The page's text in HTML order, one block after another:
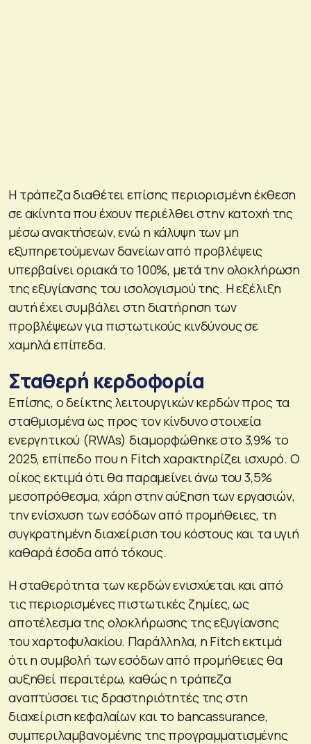
Η τράπεζα διαθέτει επίσης περιορισμένη έκθεση
σε ακίνητα που έχουν περιέλθει στην κατοχή της
μέσω ανακτήσεων, ενώ η κάλυψη των μη
εξυπηρετούμενων δανείων από προβλέψεις
υπερβαίνει οριακά το 100%, μετά την ολοκλήρωση
της εξυγίανσης του ισολογισμού της. Η εξέλιξη
αυτή έχει συμβάλει στη διατήρηση των
προβλέψεων για πιστωτικούς κινδύνους σε
χαμηλά επίπεδα.
Σταθερή κερδοφορία
Επίσης, ο δείκτης λειτουργικών κερδών προς τα
σταθμισμένα ως προς τον κίνδυνο στοιχεία
ενεργητικού (RWAs) διαμορφώθηκε στο 3,9% το
2025, επίπεδο που η Fitch χαρακτηρίζει ισχυρό. Ο
οίκος εκτιμά ότι θα παραμείνει άνω του 3,5%
μεσοπρόθεσμα, χάρη στην αύξηση των εργασιών,
την ενίσχυση των εσόδων από προμήθειες, τη
συγκρατημένη διαχείριση του κόστους και τα υγιή
καθαρά έσοδα από τόκους.
Η σταθερότητα των κερδών ενισχύεται και από
τις περιορισμένες πιστωτικές ζημίες, ως
αποτέλεσμα της ολοκλήρωσης της εξυγίανσης
του χαρτοφυλακίου. Παράλληλα, η Fitch εκτιμά
ότι η συμβολή των εσόδων από προμήθειες θα
αυξηθεί περαιτέρω, καθώς η τράπεζα
αναπτύσσει τις δραστηριότητές της στη
διαχείριση κεφαλαίων και το bancassurance,
συμπεριλαμβανομένης της προγραμματισμένης